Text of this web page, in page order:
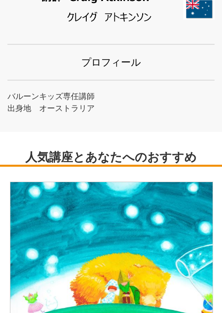
プロフィール
バルーンキッズ専任講師
出身地 オーストラリア